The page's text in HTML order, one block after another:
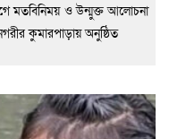
মতবিনিময় ও উন্মুক্ত আলোচনা
কুমারপাড়ায় অনুষ্ঠিত